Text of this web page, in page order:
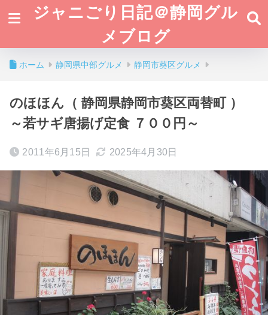
ジャニごり日記＠静岡グル
メブログ
ホーム 静岡県中部グルメ 静岡市葵区グルメ
のほほん（ 静岡県静岡市葵区両替町 ）
～若サギ唐揚げ定食 ７００円～
2011年6月15日 2025年4月30日